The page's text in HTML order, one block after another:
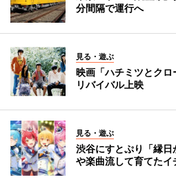
分間隔で運行へ
見る・遊ぶ
映画「ハチミツとク
リバイバル上映
見る・遊ぶ
渋谷にすとぷり「縁
や楽曲流して育てたイ